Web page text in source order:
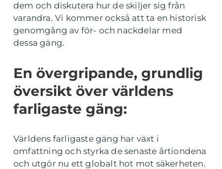
dem och diskutera hur de skiljer sig från
varandra. Vi kommer också att ta en historisk
genomgång av för- och nackdelar med
dessa gäng.
En övergripande, grundlig
översikt över världens
farligaste gäng:
Världens farligaste gäng har växt i
omfattning och styrka de senaste årtiondena
och utgör nu ett globalt hot mot säkerheten.